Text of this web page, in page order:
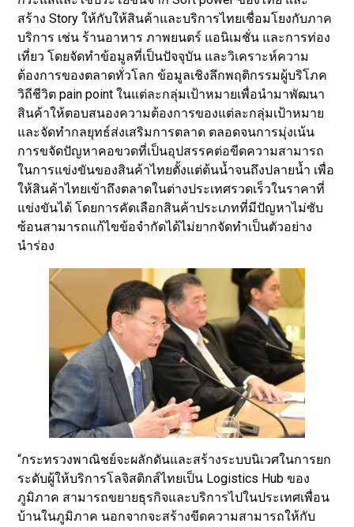
สร้าง Story ให้กับให้สินค้าและบริการไทยเชื่อมโยงกับภาค
บริการ เช่น ร้านอาหาร ภาพยนตร์ แอนิเมชั่น และการท่อง
เที่ยว โดยจัดทำข้อมูลที่เป็นปัจจุบัน และวิเคราะห์ความ
ต้องการของตลาดทั่วโลก ข้อมูลเชิงลึกพฤติกรรมผู้บริโภค
วิถีชีวิต pain point ในแต่ละกลุ่มเป้าหมายเพื่อนำมาพัฒนา
สินค้าให้ตอบสนองความต้องการของแต่ละกลุ่มเป้าหมาย
และจัดทำกลยุทธ์ส่งเสริมการตลาด ตลอดจนการมุ่งเน้น
การขจัดปัญหาคอขวดที่เป็นอุปสรรคต่อขีดความสามารถ
ในการแข่งขันของสินค้าไทยตั้งแต่ต้นน้ำจนถึงปลายน้ำ เพื่อ
ให้สินค้าไทยเข้าถึงตลาดในต่างประเทศรวดเร็วในราคาที่
แข่งขันได้ โดยการคัดเลือกสินค้าประเภทที่มีปัญหาไม่ซับ
ซ้อนสามารถแก้ไขข้อจำกัดได้ไม่ยากจัดทำเป็นตัวอย่าง
นำร่อง
“กระทรวงพาณิชย์จะผลักดันและสร้างระบบนิเวศในการยก
ระดับผู้ให้บริการโลจิสติกส์ไทยเป็น Logistics Hub ของ
ภูมิภาค สามารถขยายธุรกิจและบริการไปในประเทศเพื่อน
บ้านในภูมิภาค นอกจากจะสร้างขีดความสามารถให้กับ